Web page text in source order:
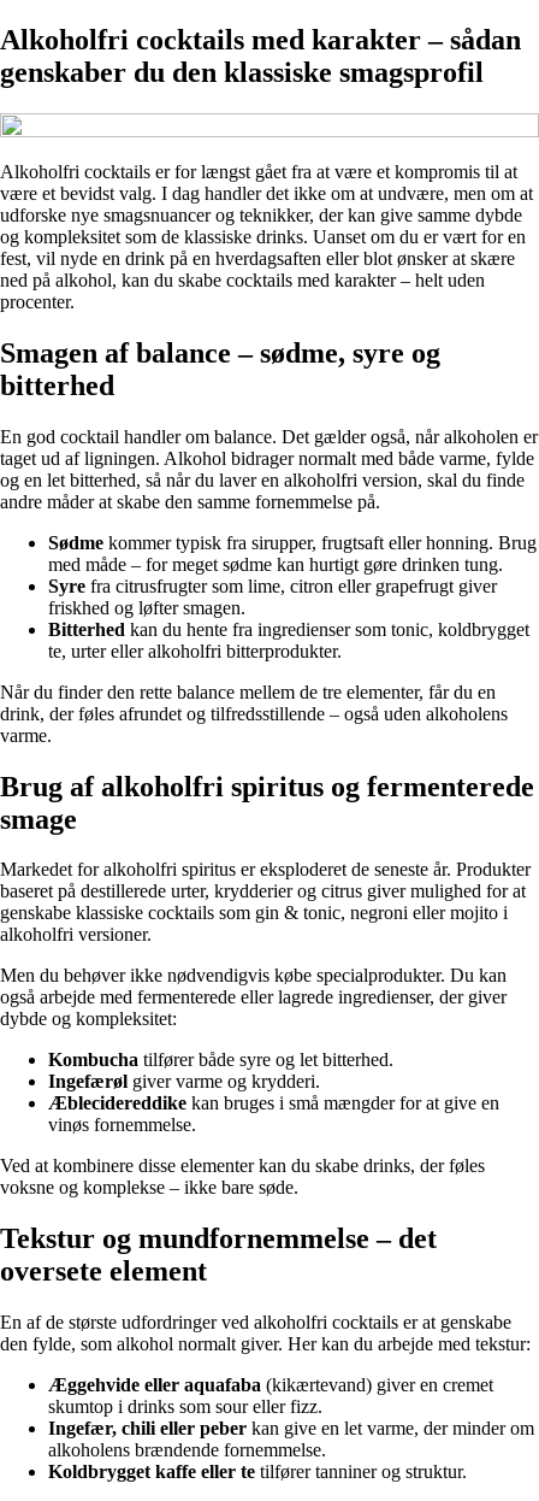
Alkoholfri cocktails med karakter – sådan
genskaber du den klassiske smagsprofil
Alkoholfri cocktails er for længst gået fra at være et kompromis til at
være et bevidst valg. I dag handler det ikke om at undvære, men om at
udforske nye smagsnuancer og teknikker, der kan give samme dybde
og kompleksitet som de klassiske drinks. Uanset om du er vært for en
fest, vil nyde en drink på en hverdagsaften eller blot ønsker at skære
ned på alkohol, kan du skabe cocktails med karakter – helt uden
procenter.
Smagen af balance – sødme, syre og
bitterhed
En god cocktail handler om balance. Det gælder også, når alkoholen er
taget ud af ligningen. Alkohol bidrager normalt med både varme, fylde
og en let bitterhed, så når du laver en alkoholfri version, skal du finde
andre måder at skabe den samme fornemmelse på.
Sødme kommer typisk fra sirupper, frugtsaft eller honning. Brug
med måde – for meget sødme kan hurtigt gøre drinken tung.
Syre fra citrusfrugter som lime, citron eller grapefrugt giver
friskhed og løfter smagen.
Bitterhed kan du hente fra ingredienser som tonic, koldbrygget
te, urter eller alkoholfri bitterprodukter.
Når du finder den rette balance mellem de tre elementer, får du en
drink, der føles afrundet og tilfredsstillende – også uden alkoholens
varme.
Brug af alkoholfri spiritus og fermenterede
smage
Markedet for alkoholfri spiritus er eksploderet de seneste år. Produkter
baseret på destillerede urter, krydderier og citrus giver mulighed for at
genskabe klassiske cocktails som gin & tonic, negroni eller mojito i
alkoholfri versioner.
Men du behøver ikke nødvendigvis købe specialprodukter. Du kan
også arbejde med fermenterede eller lagrede ingredienser, der giver
dybde og kompleksitet:
Kombucha tilfører både syre og let bitterhed.
Ingefærøl giver varme og krydderi.
Æblecidereddike kan bruges i små mængder for at give en
vinøs fornemmelse.
Ved at kombinere disse elementer kan du skabe drinks, der føles
voksne og komplekse – ikke bare søde.
Tekstur og mundfornemmelse – det
oversete element
En af de største udfordringer ved alkoholfri cocktails er at genskabe
den fylde, som alkohol normalt giver. Her kan du arbejde med tekstur:
Æggehvide eller aquafaba (kikærtevand) giver en cremet
skumtop i drinks som sour eller fizz.
Ingefær, chili eller peber kan give en let varme, der minder om
alkoholens brændende fornemmelse.
Koldbrygget kaffe eller te tilfører tanniner og struktur.